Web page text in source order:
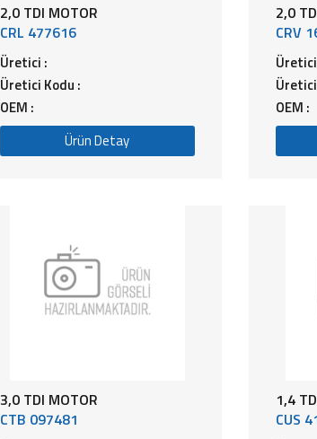
2,0 TDI MOTOR
CRL 477616
Üretici :
Üretici Kodu :
OEM :
Ürün Detay
2,0
CRV
OEM :
3,0 TDI MOTOR
CTB 097481
1,4
CUS